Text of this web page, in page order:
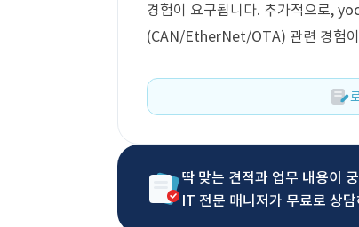
경험이 요구됩니다. 추가적으로,
(CAN/EtherNet/OTA) 관련 경험
딱 맞는 견적과 업무 내용이
IT 전문 매니저가 무료로 상